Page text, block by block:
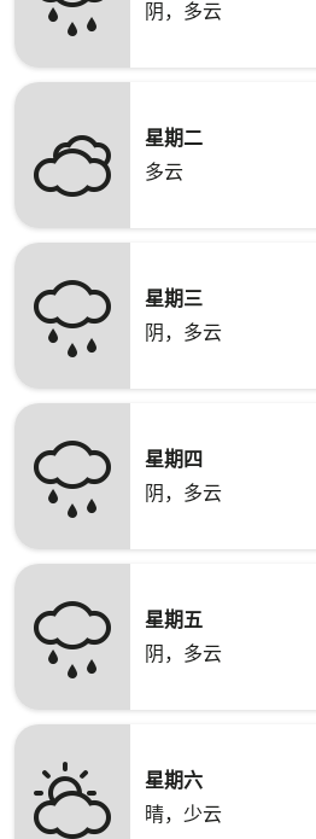
阴，多云
星期二
多云
星期三
阴，多云
星期四
阴，多云
星期五
阴，多云
星期六
晴，少云